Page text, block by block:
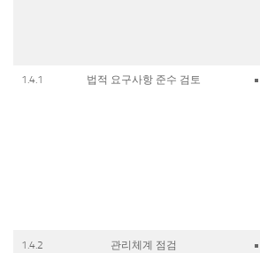
1.4.1 법적 요구사항 준수 검토
1.4.2 관리체계 점검